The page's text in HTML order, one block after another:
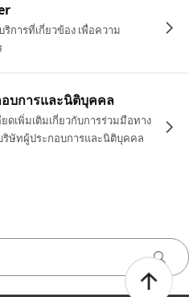
การที่เกี่ยวข้อง เพื่อความ
บการและนิติบุคคล
ดเพิ่มเติมเกี่ยวกับการร่วมมือทาง
ริษัทผู้ประกอบการและนิติบุคคล